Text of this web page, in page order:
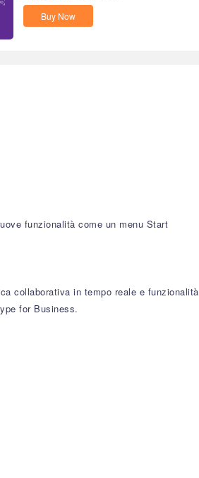
Buy Now
funzionalità come un menu Start
collaborativa in tempo reale e funzionalità
for Business.